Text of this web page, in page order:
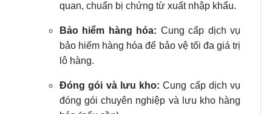
quan, chuẩn bị chứng từ xuất nhập khẩu.
Bảo hiểm hàng hóa: Cung cấp dịch vụ
bảo hiểm hàng hóa để bảo vệ tối đa giá trị
lô hàng.
Đóng gói và lưu kho: Cung cấp dịch vụ
đóng gói chuyên nghiệp và lưu kho hàng